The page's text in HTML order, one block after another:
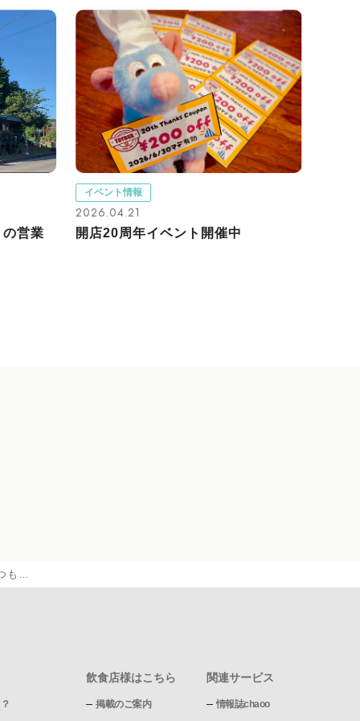
営業
イベント情報
2026.04.21
開店20周年イベント開催中
も…
飲食店様はこちら
掲載のご案内
関連サービス
情報誌chaoo